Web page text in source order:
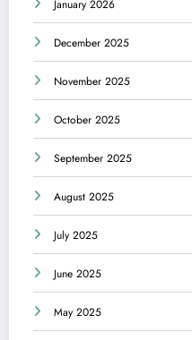
January 2026
December 2025
November 2025
October 2025
September 2025
August 2025
July 2025
June 2025
May 2025